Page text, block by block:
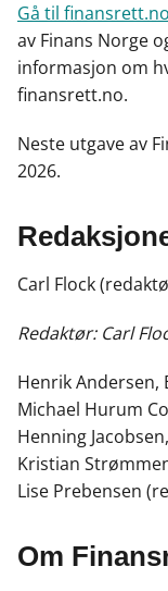
Gå til finansrett.no
av Finans Norge
informasjon om
finansrett.no.
Neste utgave av
2026.
Carl Flock
Redaktør: Carl
Henrik Andersen,
Michael Hurum
Henning
Kristian
Lise Prebensen
Om